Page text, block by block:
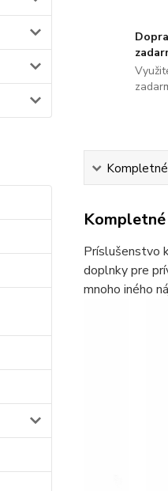
Príslušenstvo
doplnky pre
mnoho iného